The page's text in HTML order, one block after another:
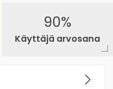
90%
Käyttäjä arvosana